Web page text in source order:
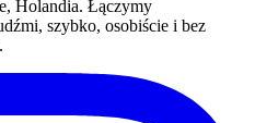
Holandia. Łączymy
szybko, osobiście i bez